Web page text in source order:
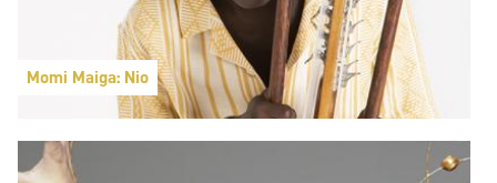
Momi Maiga: Nio